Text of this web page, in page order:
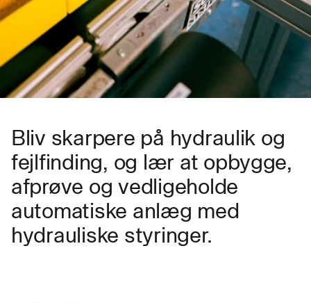
Bliv skarpere på hydraulik og
fejlfinding, og lær at opbygge,
afprøve og vedligeholde
automatiske anlæg med
hydrauliske styringer.